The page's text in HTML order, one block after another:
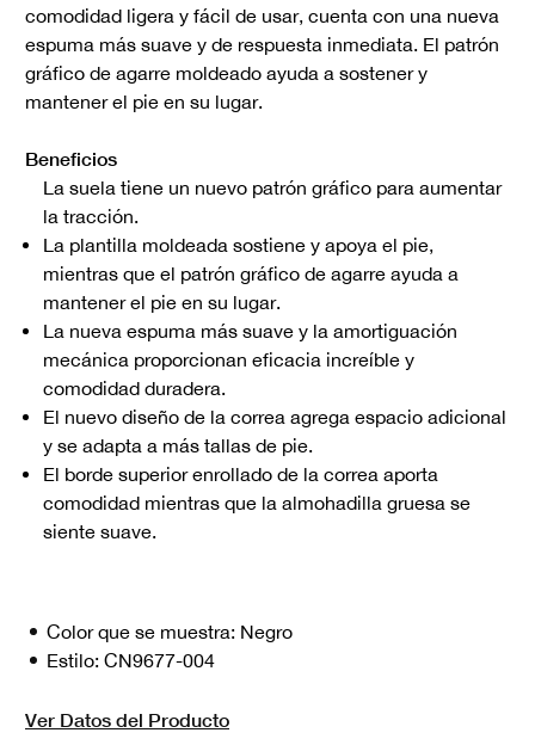
comodidad ligera y fácil de usar, cuenta con una nueva
espuma más suave y de respuesta inmediata. El patrón
gráfico de agarre moldeado ayuda a sostener y
mantener el pie en su lugar.
Beneficios
La suela tiene un nuevo patrón gráfico para aumentar
la tracción.
La plantilla moldeada sostiene y apoya el pie,
mientras que el patrón gráfico de agarre ayuda a
mantener el pie en su lugar.
La nueva espuma más suave y la amortiguación
mecánica proporcionan eficacia increíble y
comodidad duradera.
El nuevo diseño de la correa agrega espacio adicional
y se adapta a más tallas de pie.
El borde superior enrollado de la correa aporta
comodidad mientras que la almohadilla gruesa se
siente suave.
Color que se muestra: Negro
Estilo: CN9677-004
Ver Datos del Producto